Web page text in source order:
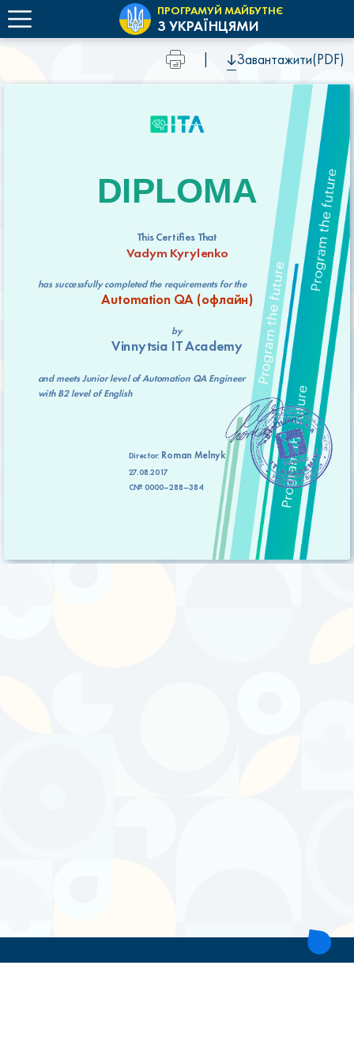
ПРОГРАМУЙ МАЙБУТНЄ
З УКРАЇНЦЯМИ
|
Завантажити(PDF)
DIPLOMA
This Certifies That
Vadym Kyrylenko
has successfully completed the requirements for the
Automation QA (офлайн)
by
Vinnytsia IT Academy
and meetsJunior levelofAutomation QA Engineer
withB2 levelof English
Director: Roman Melnyk
27.08.2017
C№ 0000–288–384